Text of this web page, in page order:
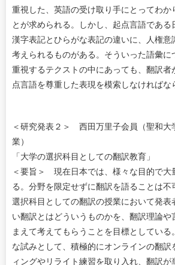
重視した、英語の受け取り手にとってわか
とが求められる。しかし、起点言語である
漢字表記とひらがな表記の違いに、人権意
考えられるものがある。そういった語彙に
重視するテクストの中にあっても、翻訳者
点言語を尊重した表現を模索しなければな
＜研究発表２＞ 西田万里子会員（聖和大
業）
「大学の選択科目としての翻訳教育」
＜要旨＞ 現在日本では、様々な目的で大
る。分野を限定せずに翻訳を語ることは
選択科目としての翻訳の授業において発表
い翻訳とはどういうものかを、翻訳理論
まえて考えてもらうことを目標としている
な試みとして、積極的にオンラインの翻訳
ィングやリライト練習を取り入れ、翻訳が